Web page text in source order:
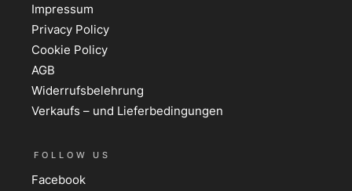
Impressum
Privacy Policy
Cookie Policy
AGB
Widerrufsbelehrung
Verkaufs – und Lieferbedingungen
FOLLOW US
Facebook